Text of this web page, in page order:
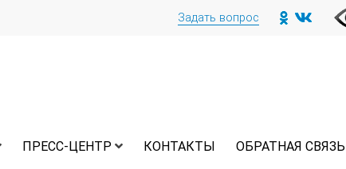
Задать вопрос
ПРЕСС-ЦЕНТР КОНТАКТЫ ОБРАТНАЯ СВЯЗЬ